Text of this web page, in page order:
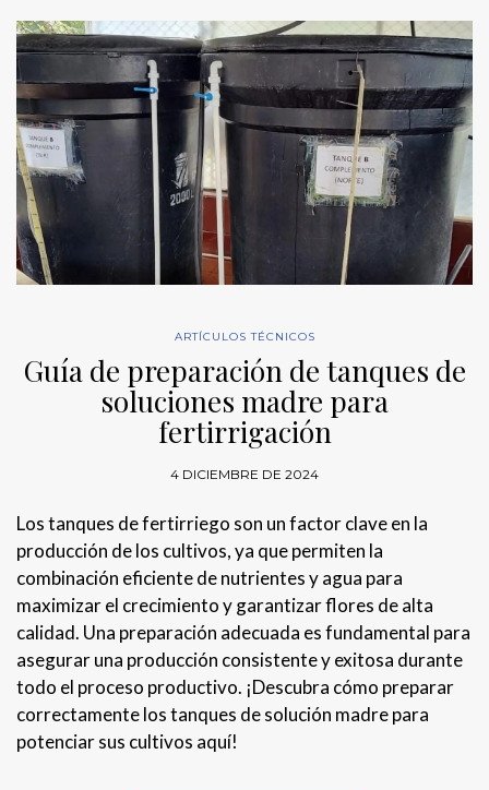
ARTÍCULOS TÉCNICOS
Guía de preparación de tanques de
soluciones madre para
fertirrigación
4 DICIEMBRE DE 2024
Los tanques de fertirriego son un factor clave en la
producción de los cultivos, ya que permiten la
combinación eficiente de nutrientes y agua para
maximizar el crecimiento y garantizar flores de alta
calidad. Una preparación adecuada es fundamental para
asegurar una producción consistente y exitosa durante
todo el proceso productivo. ¡Descubra cómo preparar
correctamente los tanques de solución madre para
potenciar sus cultivos aquí!